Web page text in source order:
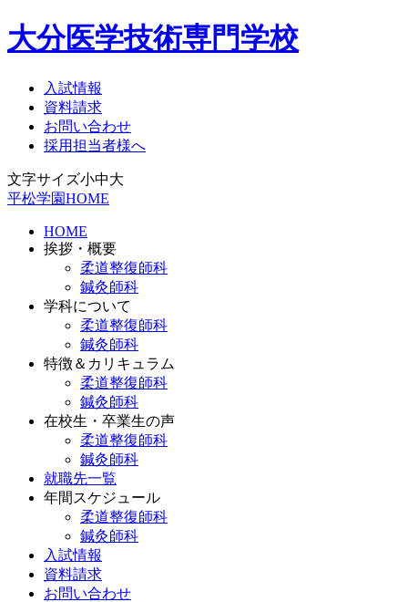
大分医学技術専門学校
入試情報
資料請求
お問い合わせ
採用担当者様へ
文字サイズ小中大
平松学園HOME
HOME
挨拶・概要
柔道整復師科
鍼灸師科
学科について
柔道整復師科
鍼灸師科
特徴＆カリキュラム
柔道整復師科
鍼灸師科
在校生・卒業生の声
柔道整復師科
鍼灸師科
就職先一覧
年間スケジュール
柔道整復師科
鍼灸師科
入試情報
資料請求
お問い合わせ